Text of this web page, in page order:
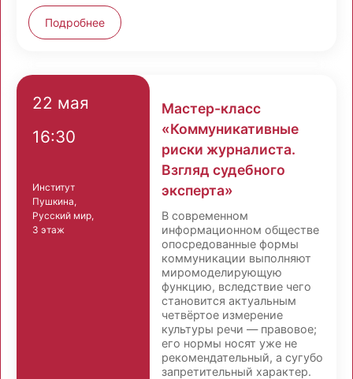
Подробнее
22 мая
16:30
Институт
Пушкина,
Русский мир,
3 этаж
Мастер-класс
«Коммуникативные
риски журналиста.
Взгляд судебного
эксперта»
В современном
информационном обществе
опосредованные формы
коммуникации выполняют
миромоделирующую
функцию, вследствие чего
становится актуальным
четвёртое измерение
культуры речи — правовое;
его нормы носят уже не
рекомендательный, а сугубо
запретительный характер.